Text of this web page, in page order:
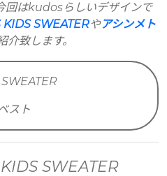
回はkudosらしいデザインで
KIDS SWEATERやアシンメト
介致します。
スト
SWEATER